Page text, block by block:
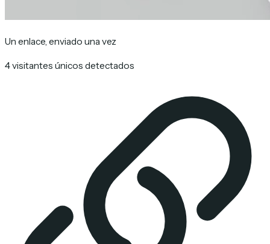
Un enlace, enviado una vez
4 visitantes únicos detectados